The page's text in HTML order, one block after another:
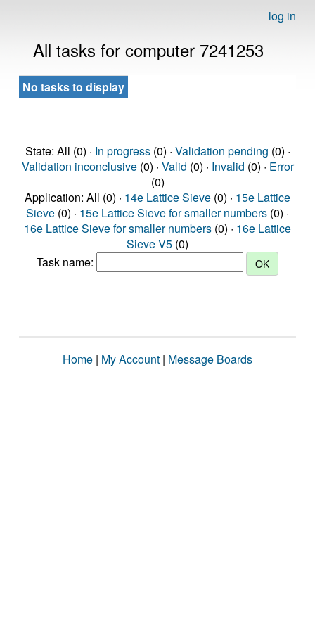
log in
All tasks for computer 7241253
No tasks to display
State: All (0) · In progress(0) · Validation pending (0) ·
Validation inconclusive(0) · Valid (0) · Invalid (0) · Error
(0)
Application: All (0) · 14e Lattice Sieve (0) · 15e Lattice
Sieve (0) · 15e Lattice Sieve for smaller numbers (0) ·
16e Lattice Sieve for smaller numbers (0) · 16e Lattice
Sieve V5 (0)
Task name:
Home | My Account | Message Boards